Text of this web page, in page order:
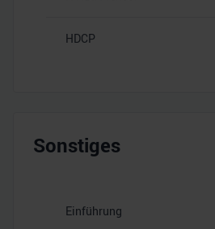
HDCP
Sonstiges
Einführung